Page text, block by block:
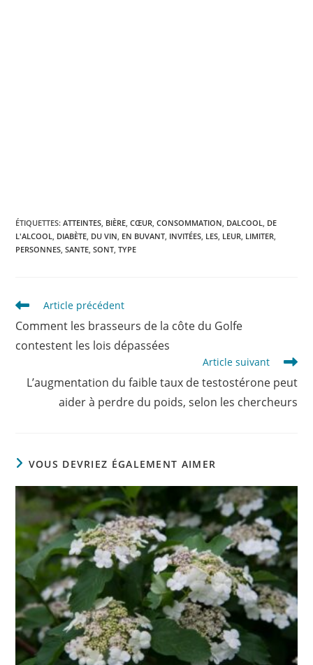
ÉTIQUETTES:ATTEINTES, BIÈRE, CŒUR, CONSOMMATION, DALCOOL, DE
L'ALCOOL, DIABÈTE, DU VIN, EN BUVANT, INVITÉES, LES, LEUR, LIMITER,
PERSONNES, SANTE, SONT, TYPE
Read
articles
Article précédent
Comment les brasseurs de la côte du Golfe
contestent les lois dépassées
Article suivant
L’augmentation du faible taux de testostérone peut
aider à perdre du poids, selon les chercheurs
VOUS DEVRIEZ ÉGALEMENT AIMER